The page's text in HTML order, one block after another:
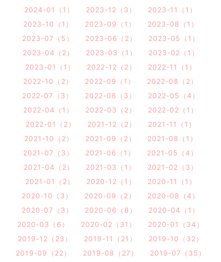
2024-01（1）
2023-12（3）
2023-11（1）
2023-10（1）
2023-09（1）
2023-08（1）
2023-07（5）
2023-06（2）
2023-05（1）
2023-04（2）
2023-03（1）
2023-02（1）
2023-01（1）
2022-12（2）
2022-11（1）
2022-10（2）
2022-09（1）
2022-08（2）
2022-07（3）
2022-06（3）
2022-05（4）
2022-04（1）
2022-03（2）
2022-02（1）
2022-01（2）
2021-12（2）
2021-11（1）
2021-10（2）
2021-09（2）
2021-08（1）
2021-07（3）
2021-06（1）
2021-05（4）
2021-04（2）
2021-03（1）
2021-02（3）
2021-01（2）
2020-12（1）
2020-11（1）
2020-10（3）
2020-09（2）
2020-08（4）
2020-07（3）
2020-06（8）
2020-04（1）
2020-03（6）
2020-02（31）
2020-01（34）
2019-12（23）
2019-11（21）
2019-10（32）
2019-09（22）
2019-08（27）
2019-07（35）